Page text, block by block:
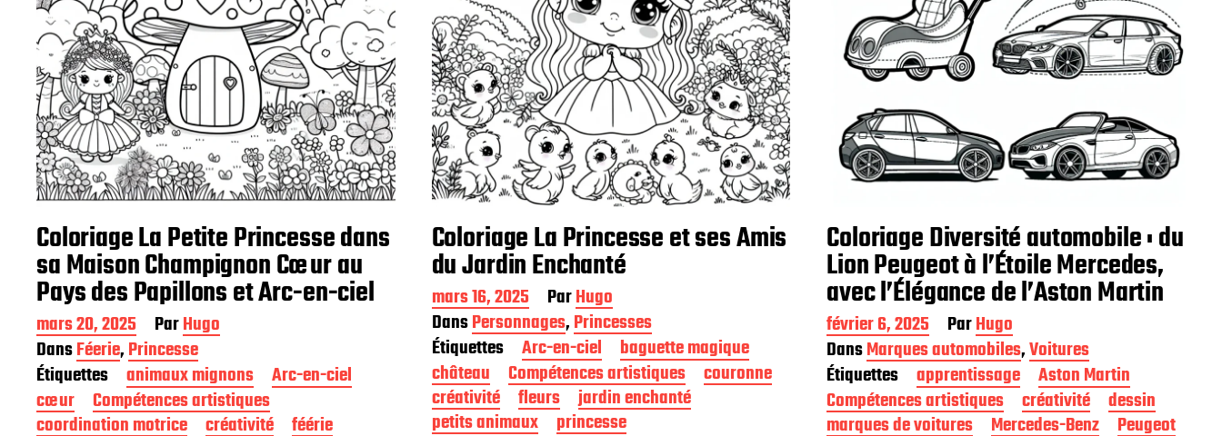
Coloriage La Petite Princesse dans
sa Maison Champignon Cœur au
Pays des Papillons et Arc-en-ciel
D
a
t
e
d
e
mars 20, 2025 ParHugo
DansFéerie,Princesse
Étiquettes
animaux mignons
Arc-en-ciel
cœur
Compétences artistiques
coordination motrice
créativité
féérie
Coloriage La Princesse et ses Amis
du Jardin Enchanté
D
a
t
e
d
e
p
u
mars 16, 2025 ParHugo
DansPersonnages,Princesses
Étiquettes
Arc-en-ciel
baguette magique
château
Compétences artistiques
couronne
créativité
fleurs
jardin enchanté
petits animaux
princesse
Coloriage Diversité automobile : du
Lion Peugeot à l’Étoile Mercedes,
avec l’Élégance de l’Aston Martin
D
a
t
e
d
e
février 6, 2025 ParHugo
DansMarques automobiles,Voitures
Étiquettes
apprentissage
Aston Martin
Compétences artistiques
créativité
dessin
marques de voitures
Mercedes-Benz Peugeot